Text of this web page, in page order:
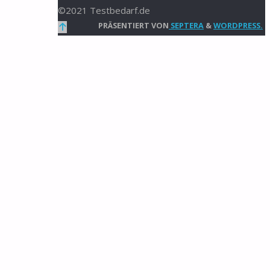
©2021 Testbedarf.de
PRÄSENTIERT VON SEPTERA &WORDPRESS.
Zurück